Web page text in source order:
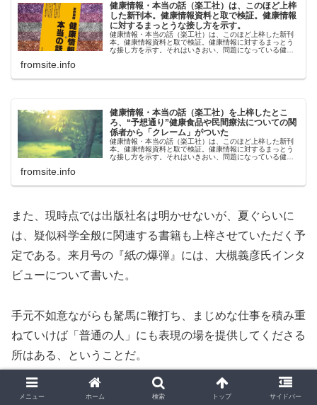
健康情報・本当の話（楽工社）は、このほど上梓
した新刊本。健康情報資料と取で検証。健康情報
に対するまっとうな接し方を示す。
健康情報・本当の話（楽工社）は、このほど上梓した新刊
本。健康情報資料と取で検証。健康情報に対するまっとう
な接し方を示す。それはいきおい、問題になっている健康
fromsite.info
健康情報・本当の話（楽工社）を上梓したとこ
ろ、“予想通り”健康食品や民間療法についての関
係者から「クレーム」がついた
健康情報・本当の話（楽工社）は、このほど上梓した新刊
本。健康情報資料と取で検証。健康情報に対するまっとう
な接し方を示す。それはいきおい、問題になっている健康
fromsite.info
また、現時点では出版社名は明かせないが、夏ぐらいに
は、疑似科学全般に関連する書籍も上梓させていただく予
定である。来月号の『紙の爆弾』には、大槻義彦氏インタ
ビューについて書いた。
手元不如意ながらも駑馬に鞭打ち、まじめな仕事を積み重
ねていけば「普通の人」にも表現の場を提供してくださる
所はある、ということだ。
出版不況の時代であればなおさら、私たち疑似科学批判者
メニュー ホーム 検索 トップ サイドバー